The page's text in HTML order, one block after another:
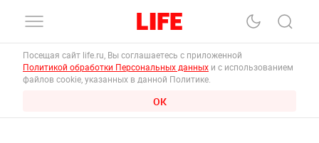
Посещая сайт life.ru, Вы соглашаетесь с приложенной
Политикой обработки Персональных данных и с использованием
файлов cookie, указанных в данной Политике.
ОК